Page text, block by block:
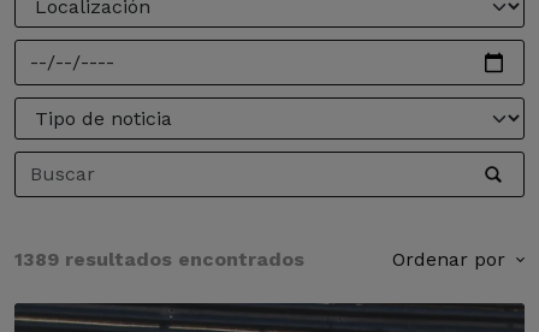
1389 resultados encontrados Ordenar por